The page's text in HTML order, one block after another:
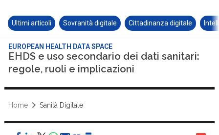
Ultimi articoli Sovranità digitale Cittadinanza digitale
EUROPEAN HEALTH DATA SPACE
EHDS e uso secondario dei dati sanitari:
regole, ruoli e implicazioni
Home Sanità Digitale